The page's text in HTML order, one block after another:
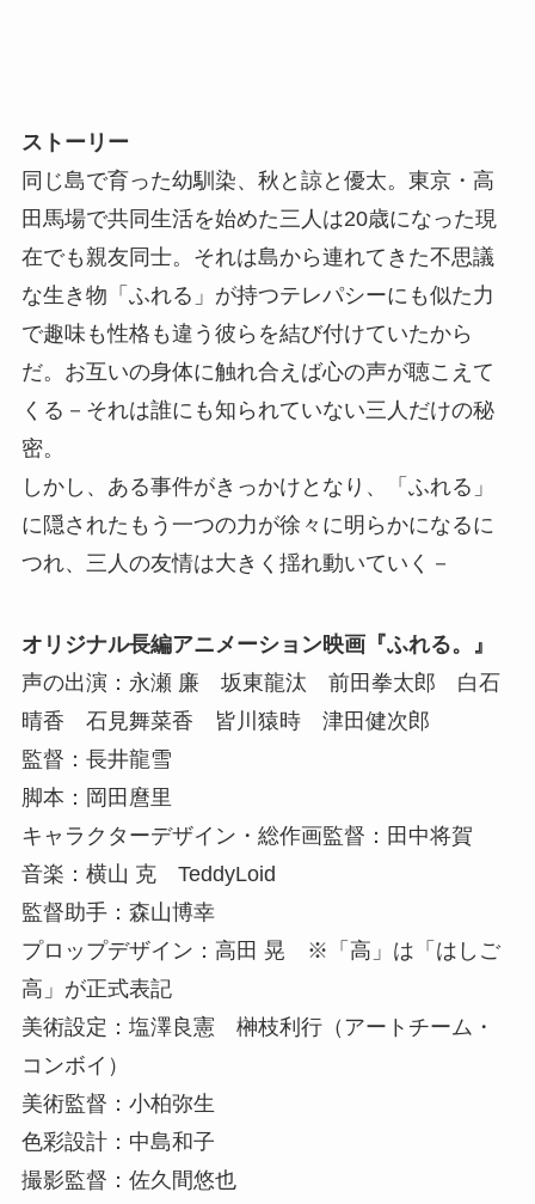
ストーリー
同じ島で育った幼馴染、秋と諒と優太。東京・高
田馬場で共同生活を始めた三人は20歳になった現
在でも親友同士。それは島から連れてきた不思議
な生き物「ふれる」が持つテレパシーにも似た力
で趣味も性格も違う彼らを結び付けていたから
だ。お互いの身体に触れ合えば心の声が聴こえて
くる－それは誰にも知られていない三人だけの秘
密。
しかし、ある事件がきっかけとなり、「ふれる」
に隠されたもう一つの力が徐々に明らかになるに
つれ、三人の友情は大きく揺れ動いていく－
オリジナル長編アニメーション映画『ふれる。』
声の出演：永瀬 廉 坂東龍汰 前田拳太郎 白石
晴香 石見舞菜香 皆川猿時 津田健次郎
監督：長井龍雪
脚本：岡田麿里
キャラクターデザイン・総作画監督：田中将賀
音楽：横山 克 TeddyLoid
監督助手：森山博幸
プロップデザイン：高田 晃 ※「高」は「はしご
高」が正式表記
美術設定：塩澤良憲 榊枝利行（アートチーム・
コンボイ）
美術監督：小柏弥生
色彩設計：中島和子
撮影監督：佐久間悠也